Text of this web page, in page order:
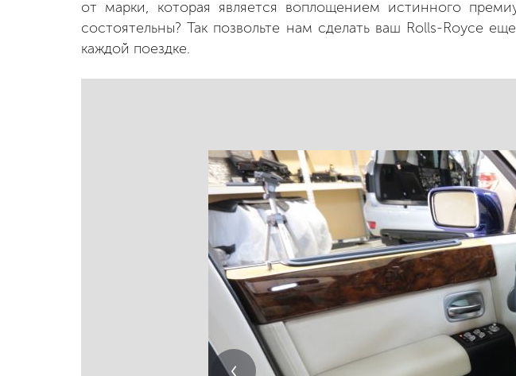
от марки, которая является воплощением истинного
состоятельны? Так позвольте нам сделать ваш Rolls-Royce
каждой поездке.